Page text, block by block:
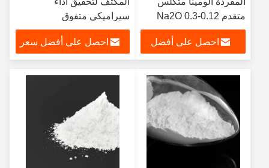
متقدم 0.12-0.3 Na2O
مسحوق أبيض
احصل على أفضل
سيراميكي متفوق
احصل على أفضل سعر